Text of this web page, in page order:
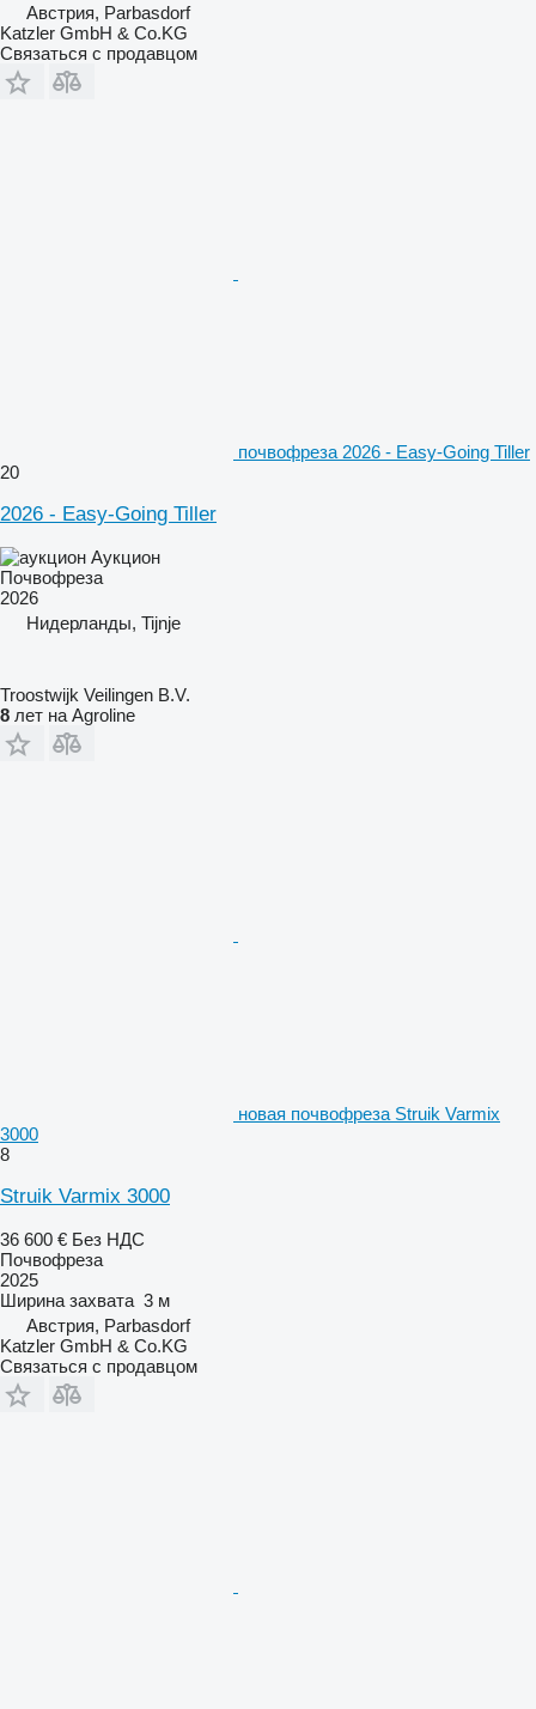
Австрия, Parbasdorf
Katzler GmbH & Co.KG
Связаться с продавцом
почвофреза 2026 - Easy-Going Tiller
20
2026 - Easy-Going Tiller
Аукцион
Почвофреза
2026
Нидерланды, Tijnje
Troostwijk Veilingen B.V.
8 лет на Agroline
новая почвофреза Struik Varmix
3000
8
Struik Varmix 3000
36 600 € Без НДС
Почвофреза
2025
Ширина захвата 3 м
Австрия, Parbasdorf
Katzler GmbH & Co.KG
Связаться с продавцом